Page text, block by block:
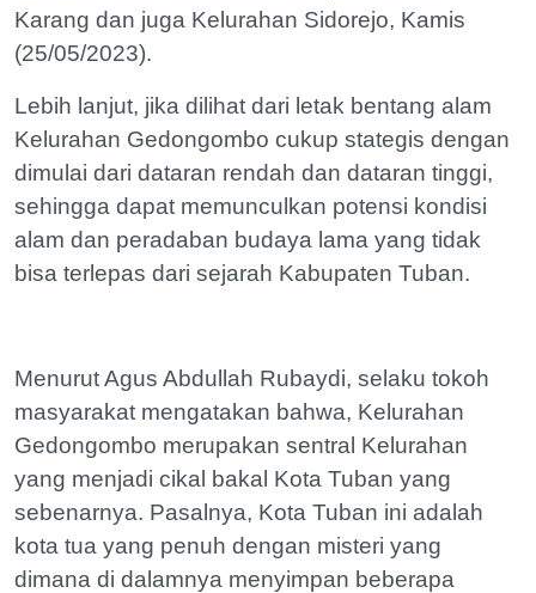
Karang dan juga Kelurahan Sidorejo, Kamis
(25/05/2023).
Lebih lanjut, jika dilihat dari letak bentang alam
Kelurahan Gedongombo cukup stategis dengan
dimulai dari dataran rendah dan dataran tinggi,
sehingga dapat memunculkan potensi kondisi
alam dan peradaban budaya lama yang tidak
bisa terlepas dari sejarah Kabupaten Tuban.
Menurut Agus Abdullah Rubaydi, selaku tokoh
masyarakat mengatakan bahwa, Kelurahan
Gedongombo merupakan sentral Kelurahan
yang menjadi cikal bakal Kota Tuban yang
sebenarnya. Pasalnya, Kota Tuban ini adalah
kota tua yang penuh dengan misteri yang
dimana di dalamnya menyimpan beberapa